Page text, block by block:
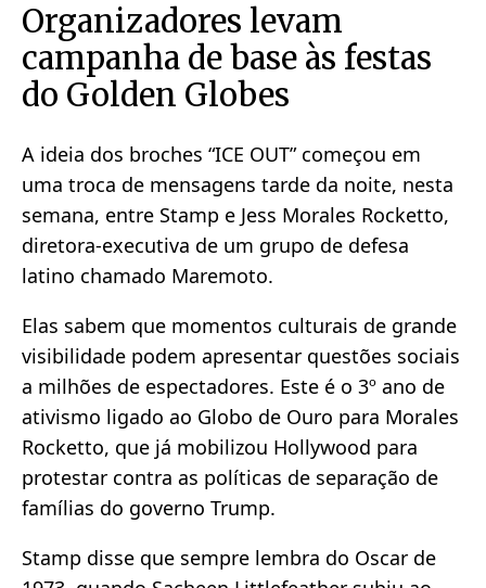
Organizadores levam
campanha de base às festas
do Golden Globes
A ideia dos broches “ICE OUT” começou em
uma troca de mensagens tarde da noite, nesta
semana, entre Stamp e Jess Morales Rocketto,
diretora-executiva de um grupo de defesa
latino chamado Maremoto.
Elas sabem que momentos culturais de grande
visibilidade podem apresentar questões sociais
a milhões de espectadores. Este é o 3º ano de
ativismo ligado ao Globo de Ouro para Morales
Rocketto, que já mobilizou Hollywood para
protestar contra as políticas de separação de
famílias do governo Trump.
Stamp disse que sempre lembra do Oscar de